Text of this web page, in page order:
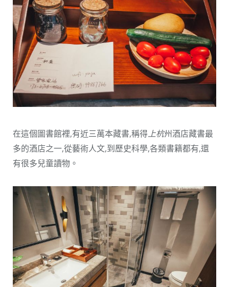
在這個圖書館裡,有近三萬本藏書,稱得上杭州酒店藏書最
多的酒店之一,從藝術人文,到歷史科學,各類書籍都有,還
有很多兒童讀物。